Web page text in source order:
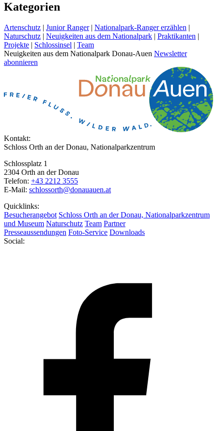
Kategorien
Artenschutz | Junior Ranger | Nationalpark-Ranger erzählen |
Naturschutz | Neuigkeiten aus dem Nationalpark | Praktikanten |
Projekte | Schlossinsel | Team
Neuigkeiten aus dem Nationalpark Donau-Auen Newsletter
abonnieren
Kontakt:
Schloss Orth an der Donau, Nationalparkzentrum
Schlossplatz 1
2304 Orth an der Donau
Telefon: +43 2212 3555
E-Mail: schlossorth@donauauen.at
Quicklinks:
Besucherangebot Schloss Orth an der Donau, Nationalparkzentrum
und Museum Naturschutz Team Partner
Presseaussendungen Foto-Service Downloads
Social: